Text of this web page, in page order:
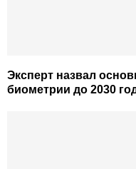
Эксперт назвал
биометрии до 2030